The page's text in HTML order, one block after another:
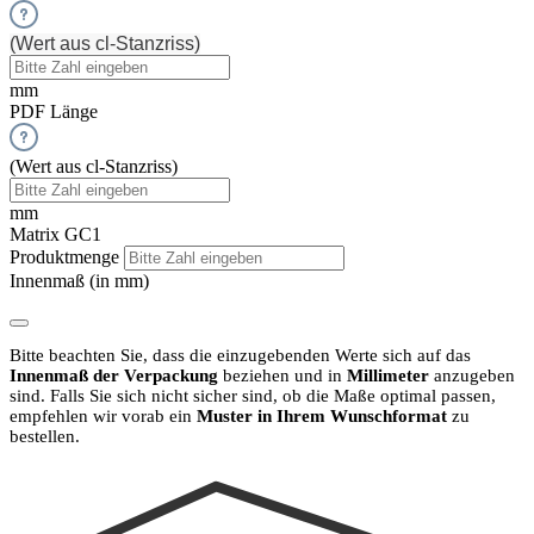
(Wert aus cl-Stanzriss)
mm
PDF Länge
(Wert aus cl-Stanzriss)
mm
Matrix GC1
Produktmenge
Innenmaß (in mm)
Bitte beachten Sie, dass die einzugebenden Werte sich auf das
Innenmaß der Verpackung beziehen und in Millimeter anzugeben
sind. Falls Sie sich nicht sicher sind, ob die Maße optimal passen,
empfehlen wir vorab ein Muster in Ihrem Wunschformat zu
bestellen.